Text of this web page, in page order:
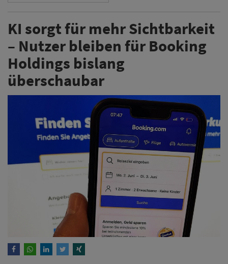
KI sorgt für mehr Sichtbarkeit
– Nutzer bleiben für Booking
Holdings bislang
überschaubar